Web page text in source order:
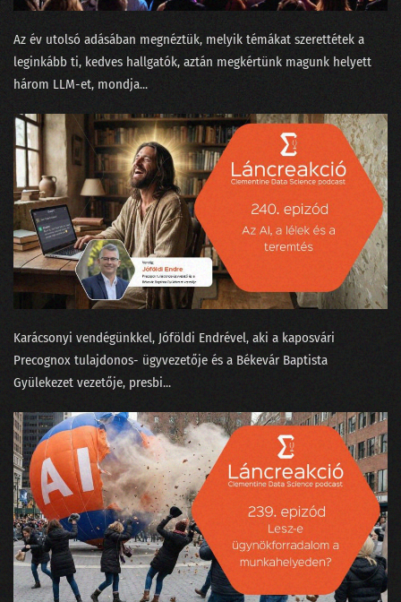
05. Kecskét vagy Jaguárt?
04. A történetmesélő adatvizualizáció
03. Mindenki tapogat
02. Az MI üveggömbje
01. Humanoid robotok
Az év utolsó adásában megnéztük, melyik témákat szerettétek a
leginkább ti, kedves hallgatók, aztán megkértünk magunk helyett
három LLM-et, mondja...
Karácsonyi vendégünkkel, Jóföldi Endrével, aki a kaposvári
⁠Precognox⁠ tulajdonos- ügyvezetője és a Békevár Baptista
Gyülekezet⁠⁠ vezetője, presbi...